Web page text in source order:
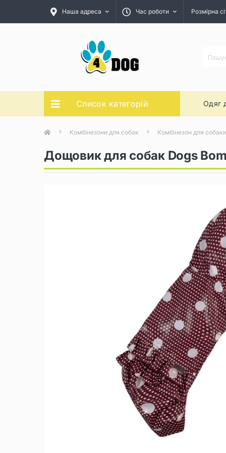
Наша адреса Час роботи Розмірна
Список категорій Одяг
Комбінезони для собак Комбінезон для
Дощовик для собак Dogs